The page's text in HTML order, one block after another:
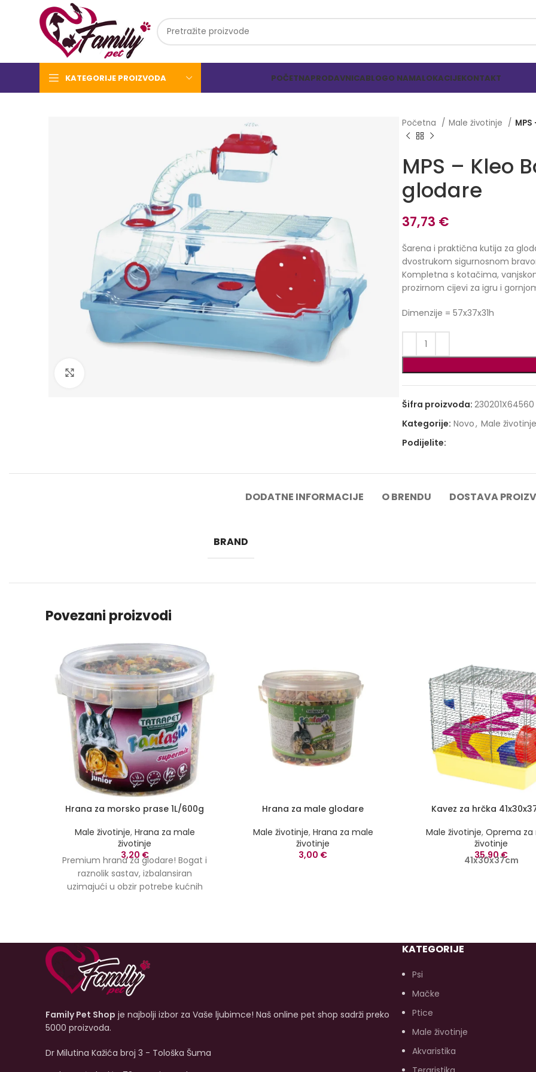
KATEGORIJE PROIZVODA POČETNAPRODAVNICABLOGO NAMALOKACIJEKONTAKT
Početna Male životinje
MPS – Kleo
glodare
37,73 €
Šarena i praktična kutija za
dvostrukom sigurnosnom
Kompletna s kotačima,
prozirnom cijevi za igru ​​i
Dimenzije = 57x37x31h
Šifra proizvoda: 230201X64560
Kategorije: Novo, Male životinje
Podijelite:
DODATNE INFORMACIJE O BRENDU DOSTAVA
BRAND
Povezani proizvodi
Hrana za morsko prase 1L/600g
Male životinje, Hrana za male
životinje
3,20 €
Premium hrana za glodare! Bogat i
raznolik sastav, izbalansiran
uzimajući u obzir potrebe kućnih
Hrana za male glodare
Male životinje, Hrana za male
životinje
3,00 €
Kavez za hrčka
Male životinje, Oprema za
životinje
35,90€
41x30x37cm
Family Pet Shop je najbolji izbor za Vaše ljubimce! Naš online pet shop sadrži preko
5000 proizvoda.
Dr Milutina Kažića broj 3 - Tološka Šuma
KATEGORIJE
Psi
Mačke
Ptice
Male životinje
Akvaristika